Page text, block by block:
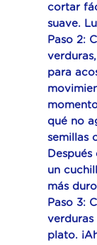
cortar
suave.
Paso 2:
para
qué no
semillas
un
más
Paso 3:
verduras
plato.